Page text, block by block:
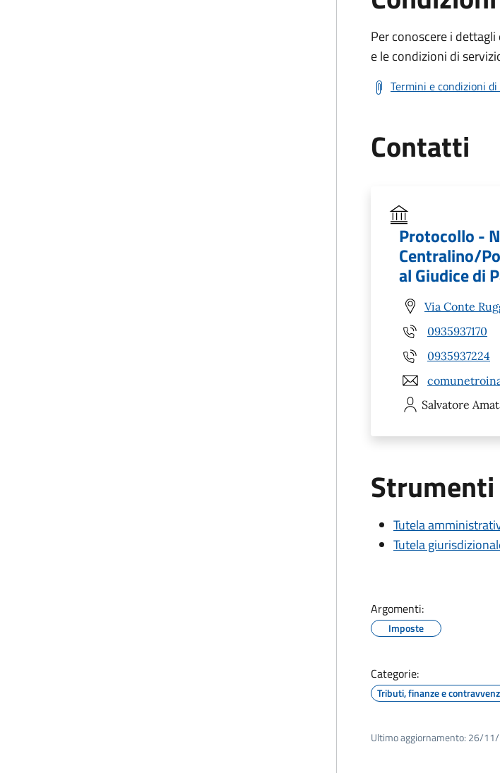
Per conoscere i
e le condizioni di
Termini e condizioni
Contatti
Protocollo -
Centralino/
al Giudice di
Via Conte
0935937170
0935937224
Salvatore
Tutela
Tutela
Argomenti:
Imposte
Categorie:
Tributi, finanze e
Ultimo aggiornamento: 26/